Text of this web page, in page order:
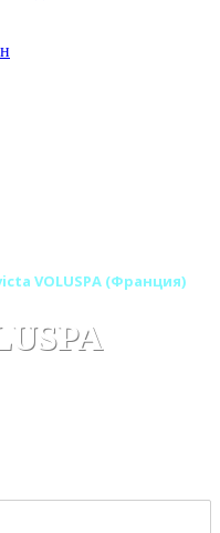
VOLUSPA (Франция)